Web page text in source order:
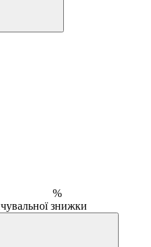
%
знижки